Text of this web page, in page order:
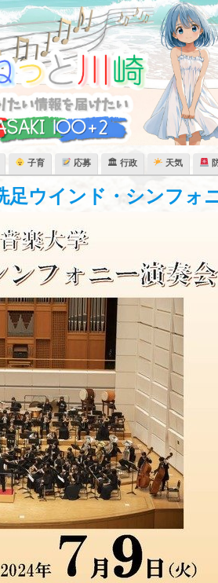
子育 応募 🏛 行政 天気
足ウインド・シンフォ